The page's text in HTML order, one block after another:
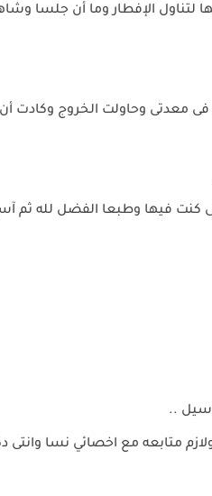
لتناول الإفطار وما أن جلسا
فى معدتى وحاولت الخروج
كنت فيها وطبعا الفضل لله ثم
..
متابعه مع اخصائي نسا وانتى